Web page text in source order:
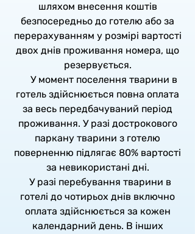
шляхом внесення коштів
безпосередньо до готелю або за
перерахуванням у розмірі вартості
двох днів проживання номера, що
резервується.
У момент поселення тварини в
готель здійснюється повна оплата
за весь передбачуваний період
проживання. У разі дострокового
паркану тварини з готелю
поверненню підлягає 80% вартості
за невикористані дні.
У разі перебування тварини в
готелі до чотирьох днів включно
оплата здійснюється за кожен
календарний день. В інших